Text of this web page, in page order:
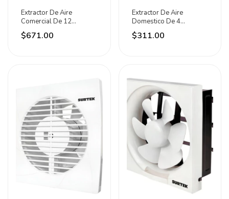
Extractor De Aire
Comercial De 12
Pulgadas Exac12 Foy
$671.00
Extractor De Aire
Domestico De 4
Pulgadas Exad4 Surtek
$311.00